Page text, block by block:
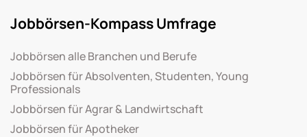
Jobbörsen-Kompass Umfrage
Jobbörsen alle Branchen und Berufe
Jobbörsen für Absolventen, Studenten, Young
Professionals
Jobbörsen für Agrar & Landwirtschaft
Jobbörsen für Apotheker